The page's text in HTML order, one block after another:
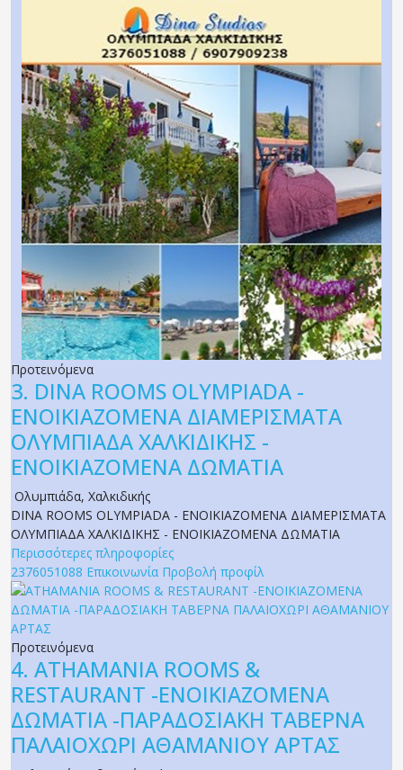
Προτεινόμενα
3. DINA ROOMS OLYMPIADA -
ΕΝΟΙΚΙΑΖΟΜΕΝΑ ΔΙΑΜΕΡΙΣΜΑΤΑ
ΟΛΥΜΠΙΑΔΑ ΧΑΛΚΙΔΙΚΗΣ -
ΕΝΟΙΚΙΑΖΟΜΕΝΑ ΔΩΜΑΤΙΑ
Ολυμπιάδα, Χαλκιδικής
DINA ROOMS OLYMPIADA - ΕΝΟΙΚΙΑΖΟΜΕΝΑ ΔΙΑΜΕΡΙΣΜΑΤΑ
ΟΛΥΜΠΙΑΔΑ ΧΑΛΚΙΔΙΚΗΣ - ΕΝΟΙΚΙΑΖΟΜΕΝΑ ΔΩΜΑΤΙΑ
Περισσότερες πληροφορίες
2376051088 Επικοινωνία Προβολή προφίλ
Προτεινόμενα
4. ATHAMANIA ROOMS &
RESTAURANT -ΕΝΟΙΚΙΑΖΟΜΕΝΑ
ΔΩΜΑΤΙΑ -ΠΑΡΑΔΟΣΙΑΚΗ ΤΑΒΕΡΝΑ
ΠΑΛΑΙΟΧΩΡΙ ΑΘΑΜΑΝΙΟΥ ΑΡΤΑΣ